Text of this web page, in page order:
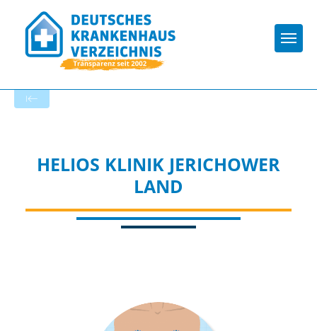
HELIOS KLINIK JERICHOWER
LAND